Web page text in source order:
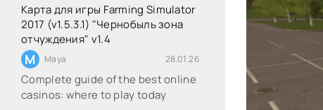
Карта для игры Farming Simulator
2017 (v1.5.3.1) "Чернобыль зона
отчуждения" v1.4
M Maya 28.01.26
Complete guide of the best online
casinos: where to play today